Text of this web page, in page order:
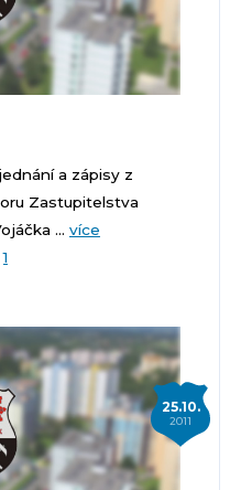
a zápisy z
Zastupitelstva
... více
1
25.10.
2011